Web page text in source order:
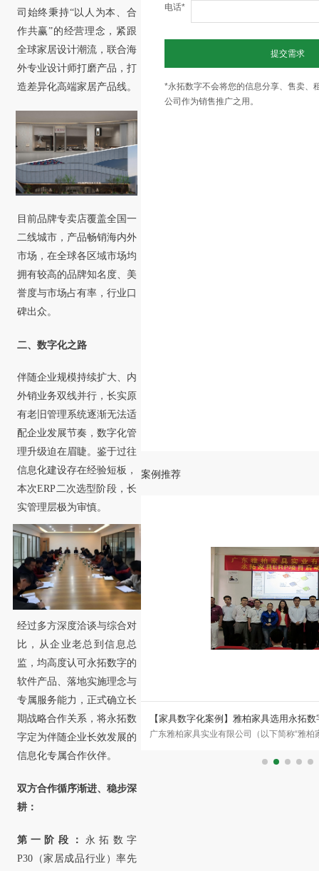
司始终秉持“以人为本、合
作共赢”的经营理念，紧跟
全球家居设计潮流，联合海
外专业设计师打磨产品，打
造差异化高端家居产品线。
目前品牌专卖店覆盖全国一
二线城市，产品畅销海内外
市场，在全球各区域市场均
拥有较高的品牌知名度、美
誉度与市场占有率，行业口
碑出众。
二、数字化之路
伴随企业规模持续扩大、内
外销业务双线并行，长实原
有老旧管理系统逐渐无法适
配企业发展节奏，数字化管
理升级迫在眉睫。鉴于过往
信息化建设存在经验短板，
本次ERP二次选型阶段，长
实管理层极为审慎。
经过多方深度洽谈与综合对
比，从企业老总到信息总
监，均高度认可永拓数字的
软件产品、落地实施理念与
专属服务能力，正式确立长
期战略合作关系，将永拓数
字定为伴随企业长效发展的
信息化专属合作伙伴。
双方合作循序渐进、稳步深
耕：
第一阶段： 永拓数字
P30（家居成品行业）率先
电话*
提交需求
*永拓数字不会将您的信息分享、售卖、
公司作为销售推广之用。
案例推荐
永拓ERP+MES驱动实木家具
是一家拥有国际先进生产设备，
实木家具生产企业。公司
【家具数字化案例】雅柏家具选用永拓
店家具数字化体系
广东雅柏家具实业有限公司（以下简称“雅